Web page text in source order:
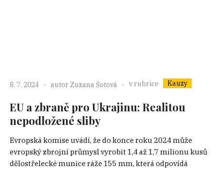
8. 7. 2024 autor Zuzana Šotová v rubrice Kauzy
EU a zbraně pro Ukrajinu: Realitou
nepodložené sliby
Evropská komise uvádí, že do konce roku 2024 může
evropský zbrojní průmysl vyrobit 1,4 až 1,7 milionu kusů
dělostřelecké munice ráže 155 mm, která odpovídá